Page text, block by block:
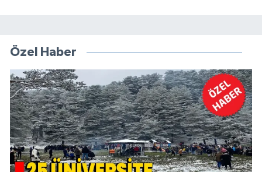
Özel Haber